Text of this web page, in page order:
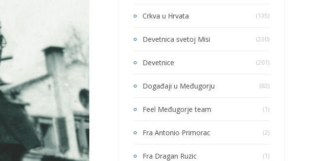
Crkva u Hrvata (135)
Devetnica svetoj Misi (230)
Devetnice (201)
Događaji u Međugorju (82)
Feel Međugorje team (1)
Fra Antonio Primorac (2)
Fra Dragan Ruzic (1)